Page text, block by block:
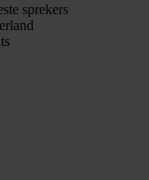
sprekers